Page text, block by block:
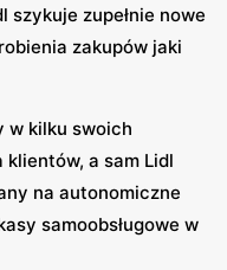
szykuje zupełnie nowe
zakupów jaki
w kilku swoich
a sam Lidl
na autonomiczne
samoobsługowe w